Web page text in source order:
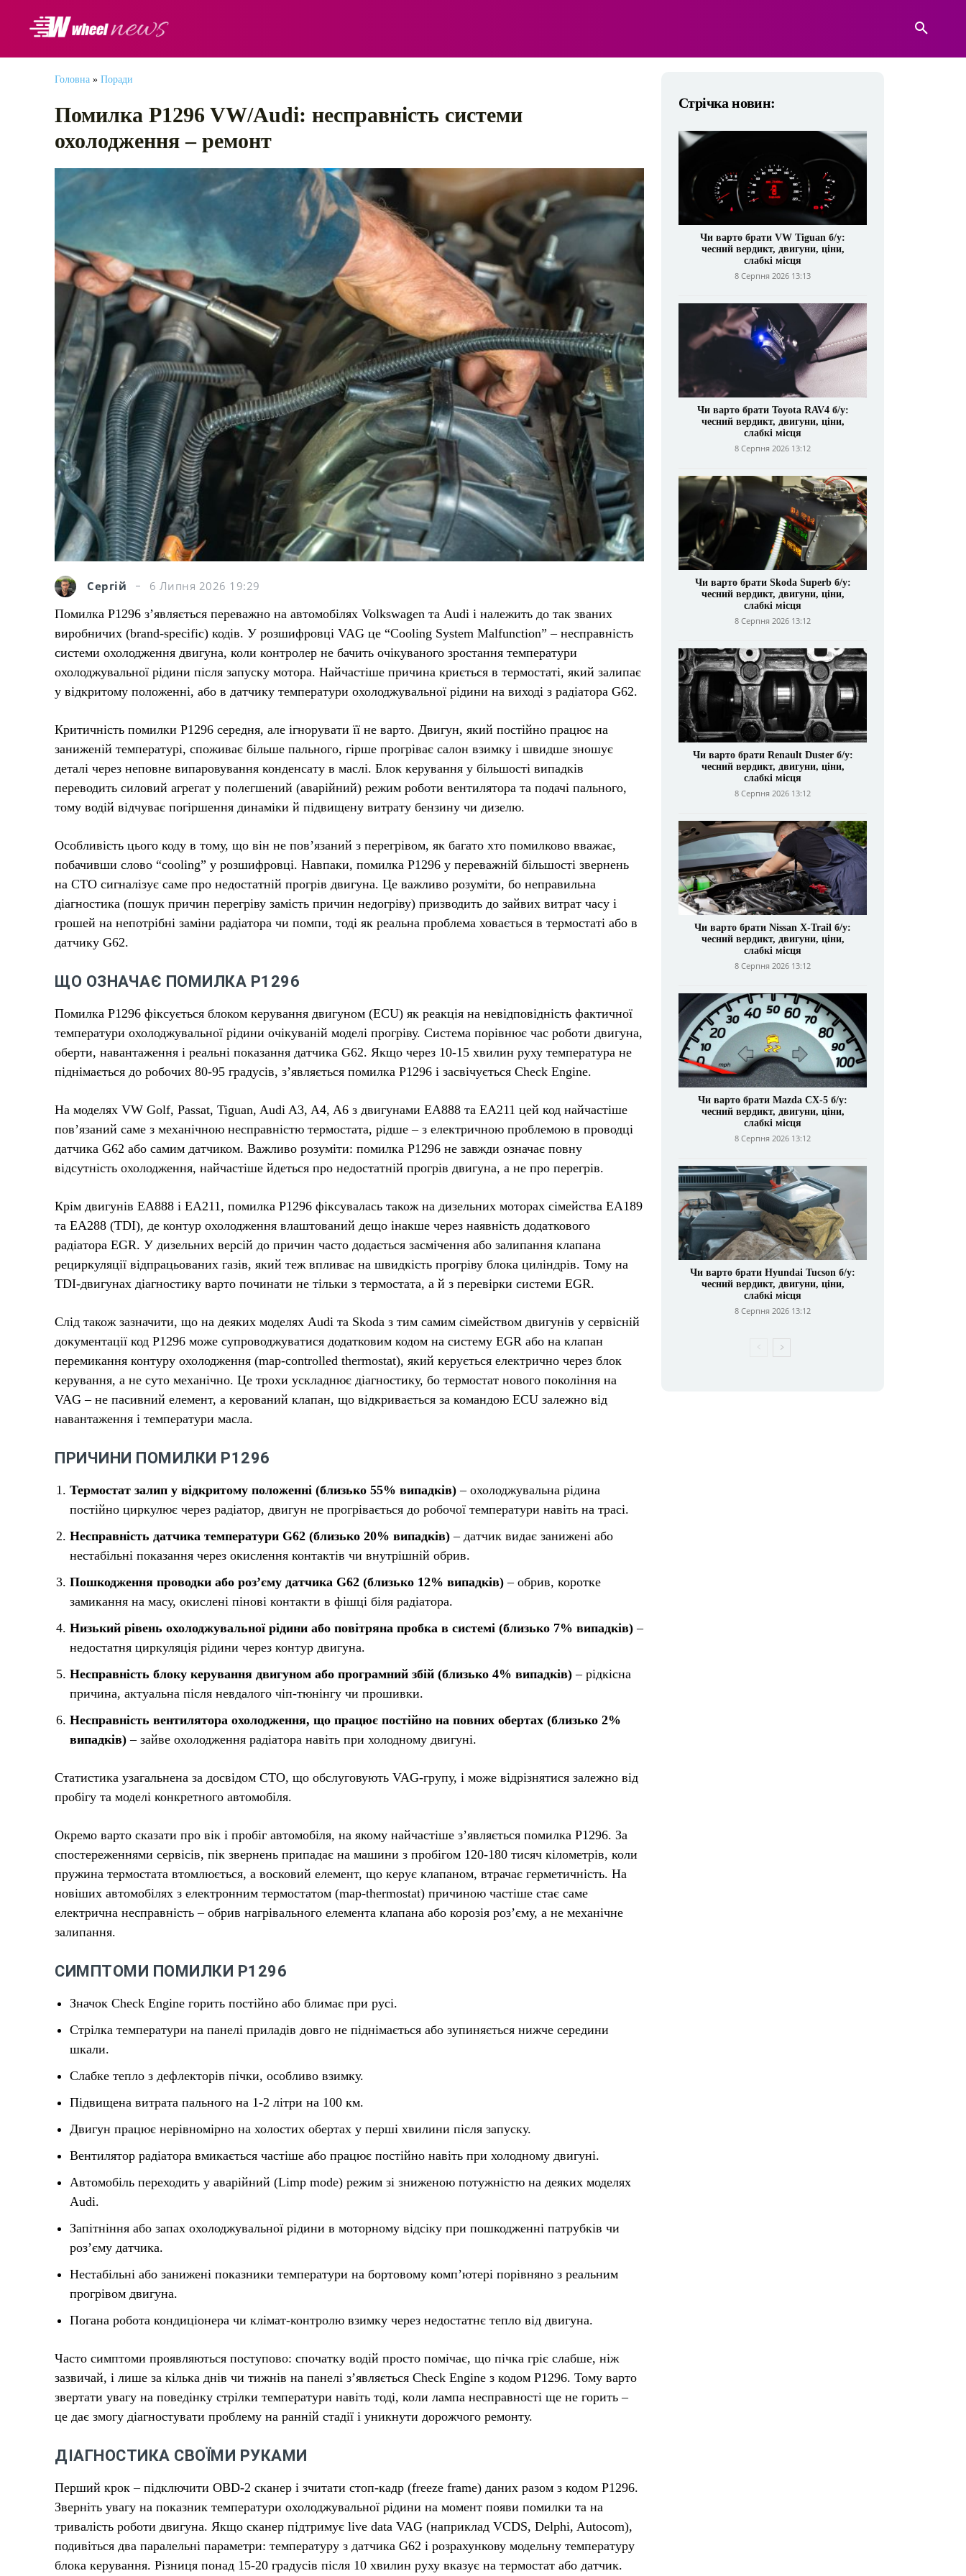
Головна » Поради
Помилка P1296 VW/Audi: несправність системи
охолодження – ремонт
Сергій
6 Липня 2026 19:29
Помилка P1296 з’являється переважно на автомобілях Volkswagen та Audi і належить до так званих
виробничих (brand-specific) кодів. У розшифровці VAG це “Cooling System Malfunction” – несправність
системи охолодження двигуна, коли контролер не бачить очікуваного зростання температури
охолоджувальної рідини після запуску мотора. Найчастіше причина криється в термостаті, який залипає
у відкритому положенні, або в датчику температури охолоджувальної рідини на виході з радіатора G62.
Критичність помилки P1296 середня, але ігнорувати її не варто. Двигун, який постійно працює на
заниженій температурі, споживає більше пального, гірше прогріває салон взимку і швидше зношує
деталі через неповне випаровування конденсату в маслі. Блок керування у більшості випадків
переводить силовий агрегат у полегшений (аварійний) режим роботи вентилятора та подачі пального,
тому водій відчуває погіршення динаміки й підвищену витрату бензину чи дизелю.
Особливість цього коду в тому, що він не пов’язаний з перегрівом, як багато хто помилково вважає,
побачивши слово “cooling” у розшифровці. Навпаки, помилка P1296 у переважній більшості звернень
на СТО сигналізує саме про недостатній прогрів двигуна. Це важливо розуміти, бо неправильна
діагностика (пошук причин перегріву замість причин недогріву) призводить до зайвих витрат часу і
грошей на непотрібні заміни радіатора чи помпи, тоді як реальна проблема ховається в термостаті або в
датчику G62.
ЩО ОЗНАЧАЄ ПОМИЛКА P1296
Помилка P1296 фіксується блоком керування двигуном (ECU) як реакція на невідповідність фактичної
температури охолоджувальної рідини очікуваній моделі прогріву. Система порівнює час роботи двигуна,
оберти, навантаження і реальні показання датчика G62. Якщо через 10-15 хвилин руху температура не
піднімається до робочих 80-95 градусів, з’являється помилка P1296 і засвічується Check Engine.
На моделях VW Golf, Passat, Tiguan, Audi A3, A4, A6 з двигунами EA888 та EA211 цей код найчастіше
пов’язаний саме з механічною несправністю термостата, рідше – з електричною проблемою в проводці
датчика G62 або самим датчиком. Важливо розуміти: помилка P1296 не завжди означає повну
відсутність охолодження, найчастіше йдеться про недостатній прогрів двигуна, а не про перегрів.
Крім двигунів EA888 і EA211, помилка P1296 фіксувалась також на дизельних моторах сімейства EA189
та EA288 (TDI), де контур охолодження влаштований дещо інакше через наявність додаткового
радіатора EGR. У дизельних версій до причин часто додається засмічення або залипання клапана
рециркуляції відпрацьованих газів, який теж впливає на швидкість прогріву блока циліндрів. Тому на
TDI-двигунах діагностику варто починати не тільки з термостата, а й з перевірки системи EGR.
Слід також зазначити, що на деяких моделях Audi та Skoda з тим самим сімейством двигунів у сервісній
документації код P1296 може супроводжуватися додатковим кодом на систему EGR або на клапан
перемикання контуру охолодження (map-controlled thermostat), який керується електрично через блок
керування, а не суто механічно. Це трохи ускладнює діагностику, бо термостат нового покоління на
VAG – не пасивний елемент, а керований клапан, що відкривається за командою ECU залежно від
навантаження і температури масла.
ПРИЧИНИ ПОМИЛКИ P1296
Термостат залип у відкритому положенні (близько 55% випадків) – охолоджувальна рідина
постійно циркулює через радіатор, двигун не прогрівається до робочої температури навіть на трасі.
Несправність датчика температури G62 (близько 20% випадків) – датчик видає занижені або
нестабільні показання через окислення контактів чи внутрішній обрив.
Пошкодження проводки або роз’єму датчика G62 (близько 12% випадків) – обрив, коротке
замикання на масу, окислені пінові контакти в фішці біля радіатора.
Низький рівень охолоджувальної рідини або повітряна пробка в системі (близько 7% випадків) –
недостатня циркуляція рідини через контур двигуна.
Несправність блоку керування двигуном або програмний збій (близько 4% випадків) – рідкісна
причина, актуальна після невдалого чіп-тюнінгу чи прошивки.
Несправність вентилятора охолодження, що працює постійно на повних обертах (близько 2%
випадків) – зайве охолодження радіатора навіть при холодному двигуні.
Статистика узагальнена за досвідом СТО, що обслуговують VAG-групу, і може відрізнятися залежно від
пробігу та моделі конкретного автомобіля.
Окремо варто сказати про вік і пробіг автомобіля, на якому найчастіше з’являється помилка P1296. За
спостереженнями сервісів, пік звернень припадає на машини з пробігом 120-180 тисяч кілометрів, коли
пружина термостата втомлюється, а восковий елемент, що керує клапаном, втрачає герметичність. На
новіших автомобілях з електронним термостатом (map-thermostat) причиною частіше стає саме
електрична несправність – обрив нагрівального елемента клапана або корозія роз’єму, а не механічне
залипання.
СИМПТОМИ ПОМИЛКИ P1296
Значок Check Engine горить постійно або блимає при русі.
Стрілка температури на панелі приладів довго не піднімається або зупиняється нижче середини
шкали.
Слабке тепло з дефлекторів пічки, особливо взимку.
Підвищена витрата пального на 1-2 літри на 100 км.
Двигун працює нерівномірно на холостих обертах у перші хвилини після запуску.
Вентилятор радіатора вмикається частіше або працює постійно навіть при холодному двигуні.
Автомобіль переходить у аварійний (Limp mode) режим зі зниженою потужністю на деяких моделях
Audi.
Запітніння або запах охолоджувальної рідини в моторному відсіку при пошкодженні патрубків чи
роз’єму датчика.
Нестабільні або занижені показники температури на бортовому комп’ютері порівняно з реальним
прогрівом двигуна.
Погана робота кондиціонера чи клімат-контролю взимку через недостатнє тепло від двигуна.
Часто симптоми проявляються поступово: спочатку водій просто помічає, що пічка гріє слабше, ніж
зазвичай, і лише за кілька днів чи тижнів на панелі з’являється Check Engine з кодом P1296. Тому варто
звертати увагу на поведінку стрілки температури навіть тоді, коли лампа несправності ще не горить –
це дає змогу діагностувати проблему на ранній стадії і уникнути дорожчого ремонту.
ДІАГНОСТИКА СВОЇМИ РУКАМИ
Перший крок – підключити OBD-2 сканер і зчитати стоп-кадр (freeze frame) даних разом з кодом P1296.
Зверніть увагу на показник температури охолоджувальної рідини на момент появи помилки та на
тривалість роботи двигуна. Якщо сканер підтримує live data VAG (наприклад VCDS, Delphi, Autocom),
подивіться два паралельні параметри: температуру з датчика G62 і розрахункову модельну температуру
блока керування. Різниця понад 15-20 градусів після 10 хвилин руху вказує на термостат або датчик.
Стрічка новин:
Чи варто брати VW Tiguan б/у:
чесний вердикт, двигуни, ціни,
слабкі місця
8 Серпня 2026 13:13
Чи варто брати Toyota RAV4 б/у:
чесний вердикт, двигуни, ціни,
слабкі місця
8 Серпня 2026 13:12
Чи варто брати Skoda Superb б/у:
чесний вердикт, двигуни, ціни,
слабкі місця
8 Серпня 2026 13:12
Чи варто брати Renault Duster б/у:
чесний вердикт, двигуни, ціни,
слабкі місця
8 Серпня 2026 13:12
Чи варто брати Nissan X-Trail б/у:
чесний вердикт, двигуни, ціни,
слабкі місця
8 Серпня 2026 13:12
Чи варто брати Mazda CX-5 б/у:
чесний вердикт, двигуни, ціни,
слабкі місця
8 Серпня 2026 13:12
Чи варто брати Hyundai Tucson б/у:
чесний вердикт, двигуни, ціни,
слабкі місця
8 Серпня 2026 13:12